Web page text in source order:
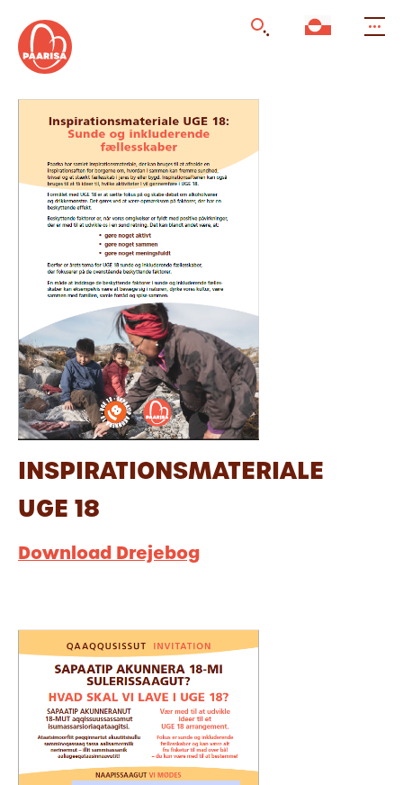
forsiden
INSPIRATIONSMATERIALE
UGE 18
Download Drejebog